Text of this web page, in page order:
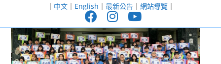
至
｜ 中文｜ English ｜ 最新公告｜ 網站導覽｜